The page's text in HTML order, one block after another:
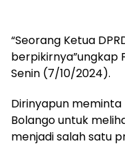
“Seorang Ketua
berpikirnya”ungkap
Senin (7/10/2024).
Dirinyapun meminta
Bolango untuk
menjadi salah satu